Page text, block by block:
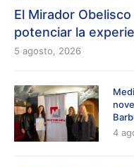
El Mirador
potenciar la
5 agosto, 2026
4